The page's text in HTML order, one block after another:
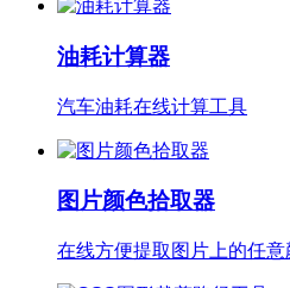
油耗计算器
汽车油耗在线计算工具
图片颜色拾取器
在线方便提取图片上的任